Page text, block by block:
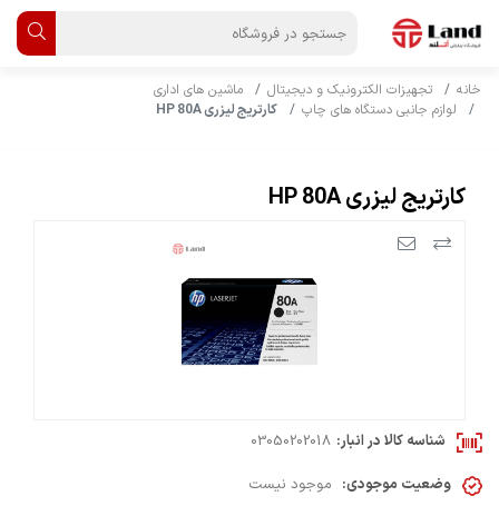
خانه تجهیزات الکترونیک و دیجیتال
ماشین های اداری
لوازم جانبی دستگاه های چاپ
کارتریج لیزری HP 80A
کارتریج لیزری HP 80A
شناسه کالا در انبار: 03050202018
وضعیت موجودی: موجود نیست